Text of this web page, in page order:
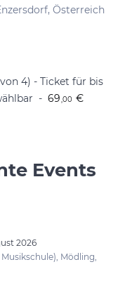
Österreich
4) - Ticket für bis
69,00 €
Events
2026
Mödling,